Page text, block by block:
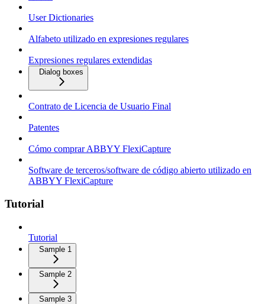
User Dictionaries
Alfabeto utilizado en expresiones regulares
Expresiones regulares extendidas
Dialog boxes
Contrato de Licencia de Usuario Final
Patentes
Cómo comprar ABBYY FlexiCapture
Software de terceros/software de código abierto utilizado en
ABBYY FlexiCapture
Tutorial
Tutorial
Sample 1
Sample 2
Sample 3